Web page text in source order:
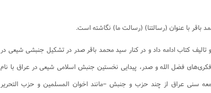
باقر با عنوان (رسالتنا) (رسالت ما) نگاشته است.
مقاله و تالیف کتاب ادامه داد و در کنار سید محمد باقر صدر در تشکیل جنبشی شیعی در
فضل الله و صدر، پیدایی نخستین جنبش اسلامی شیعی در عراق با نام
سنی عراق از چند حزب و جنبش –مانند اخوان المسلمین و حزب التحریر